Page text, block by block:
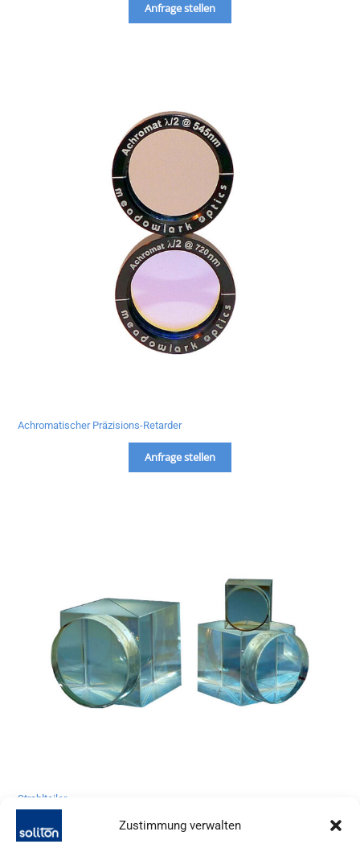
Zustimmung verwalten
Anfrage stellen
Achromatischer Präzisions-Retarder
Anfrage stellen
Strahlteiler
Anfrage stellen